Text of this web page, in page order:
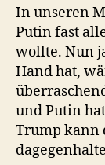
In unseren
Putin fast
wollte. Nun
Hand hat,
und Putin
Trump kann